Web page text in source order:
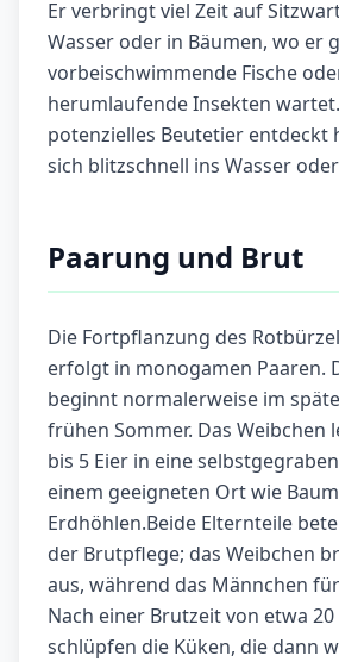
Er verbringt viel Zeit auf
Wasser oder in Bäumen, wo er
vorbeischwimmende Fische
herumlaufende Insekten
potenzielles Beutetier entdeckt
sich blitzschnell ins Wasser
Paarung und Brut
Die Fortpflanzung des
erfolgt in monogamen Paaren.
beginnt normalerweise im
frühen Sommer. Das Weibchen
bis 5 Eier in eine
einem geeigneten Ort wie
Erdhöhlen.Beide Elternteile
der Brutpflege; das Weibchen
aus, während das Männchen
Nach einer Brutzeit von etwa 20
schlüpfen die Küken, die dann